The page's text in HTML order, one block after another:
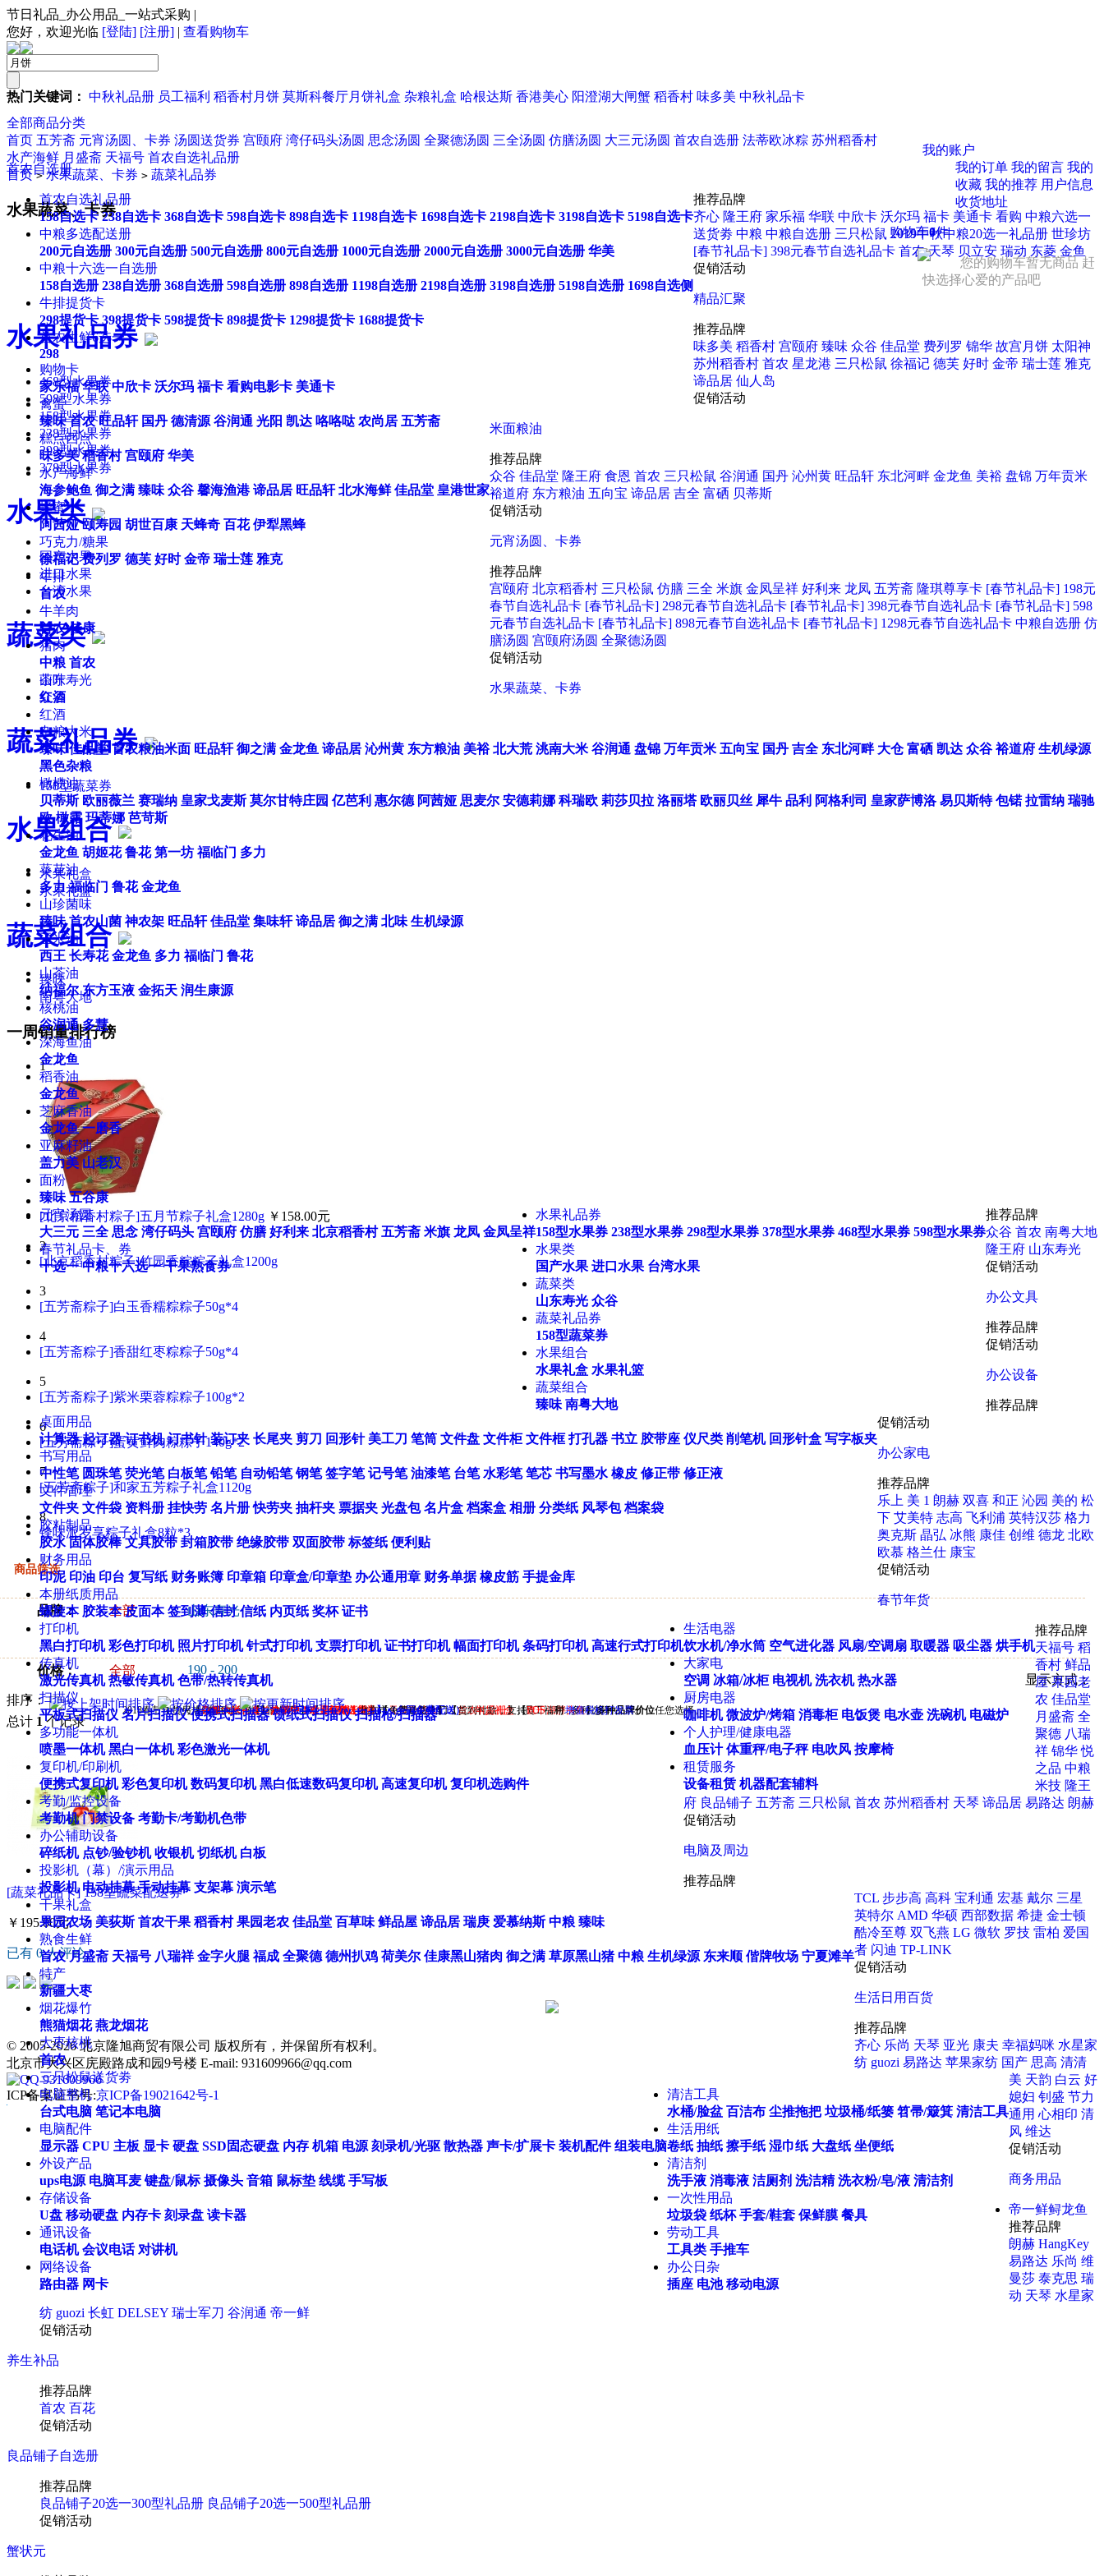
节日礼品_办公用品_一站式采购 |
您好，欢迎光临 [登陆] [注册] | 查看购物车
热门关键词： 中秋礼品册 员工福利 稻香村月饼 莫斯科餐厅月饼礼盒 杂粮礼盒 哈根达斯 香港美心 阳澄湖大闸蟹 稻香村 味多美 中秋礼品卡
我的账户
我的订单 我的留言 我的
收藏 我的推荐 用户信息
收货地址
购物车0件
您的购物车暂无商品 赶
快选择心爱的产品吧
全部商品分类
首农自选册
首农自选礼品册
158自选卡 238自选卡 368自选卡 598自选卡 898自选卡 1198自选卡 1698自选卡 2198自选卡 3198自选卡 5198自选卡
中粮多选配送册
200元自选册 300元自选册 500元自选册 800元自选册 1000元自选册 2000元自选册 3000元自选册 华美
中粮十六选一自选册
158自选册 238自选册 368自选册 598自选册 898自选册 1198自选册 2198自选册 3198自选册 5198自选册 1698自选侧
牛排提货卡
298提货卡 398提货卡 598提货卡 898提货卡 1298提货卡 1688提货卡
首农生鲜6选一
298
购物卡
家乐福 华联 中欣卡 沃尔玛 福卡 看购电影卡 美通卡
推荐品牌
齐心 隆王府 家乐福 华联 中欣卡 沃尔玛 福卡 美通卡 看购 中粮六选一
送货劵 中粮 中粮自选册 三只松鼠 2019中秋中粮20选一礼品册 世珍坊
[春节礼品卡] 398元春节自选礼品卡 首农 天琴 贝立安 瑞动 东菱 金鱼
促销活动
精品汇聚
禽蛋
臻味 首农 旺品轩 国丹 德清源 谷润通 光阳 凯达 咯咯哒 农尚居 五芳斋
糕点西点
味多美 稻香村 宫颐府 华美
水产海鲜
海参鲍鱼 御之满 臻味 众谷 馨海渔港 谛品居 旺品轩 北水海鲜 佳品堂 皇港世家
蜂蜜
阿茜娅 颐寿园 胡世百康 天蜂奇 百花 伊犁黑蜂
巧克力/糖果
徐福记 费列罗 德芙 好时 金帝 瑞士莲 雅克
牛排
首农
牛羊肉
首农 佳康
猪肉
中粮 首农
茶叶
红酒
红酒
推荐品牌
味多美 稻香村 宫颐府 臻味 众谷 佳品堂 费列罗 锦华 故宫月饼 太阳神
苏州稻香村 首农 星龙港 三只松鼠 徐福记 德芙 好时 金帝 瑞士莲 雅克
谛品居 仙人岛
促销活动
米面粮油
杂粮大米
臻味 佳品堂 首农粮油米面 旺品轩 御之满 金龙鱼 谛品居 沁州黄 东方粮油 美裕 北大荒 洮南大米 谷润通 盘锦 万年贡米 五向宝 国丹 吉全 东北河畔 大仓 富硒 凯达 众谷 裕道府 生机绿源
黑色杂粮
橄榄油
贝蒂斯 欧丽薇兰 赛瑞纳 皇家戈麦斯 莫尔甘特庄园 亿芭利 惠尔德 阿茜娅 思麦尔 安德莉娜 科瑞欧 莉莎贝拉 洛丽塔 欧丽贝丝 犀牛 品利 阿格利司 皇家萨博洛 易贝斯特 包锘 拉雷纳 瑞驰
欧 橄露 玛蒂娜 芭苛斯
花生油
金龙鱼 胡姬花 鲁花 第一坊 福临门 多力
葵花油
多力 福临门 鲁花 金龙鱼
山珍菌味
臻味 首农山菌 神农架 旺品轩 佳品堂 集味轩 谛品居 御之满 北味 生机绿源
玉米油
西王 长寿花 金龙鱼 多力 福临门 鲁花
山茶油
纳福尔 东方玉液 金拓天 润生康源
核桃油
谷润通 多慧
深海鱼油
金龙鱼
稻香油
金龙鱼
芝麻香油
金龙鱼 一磨香
亚麻籽油
盖力美 山老汉
面粉
臻味 五谷康
推荐品牌
众谷 佳品堂 隆王府 食恩 首农 三只松鼠 谷润通 国丹 沁州黄 旺品轩 东北河畔 金龙鱼 美裕 盘锦 万年贡米
裕道府 东方粮油 五向宝 谛品居 吉全 富硒 贝蒂斯
促销活动
元宵汤圆、卡券
元宵汤圆
大三元 三全 思念 湾仔码头 宫颐府 仿膳 好利来 北京稻香村 五芳斋 米旗 龙凤 金凤呈祥
春节礼品卡、券
十选一 中粮十六选一 干果熟食券
推荐品牌
宫颐府 北京稻香村 三只松鼠 仿膳 三全 米旗 金凤呈祥 好利来 龙凤 五芳斋 隆琪尊享卡 [春节礼品卡] 198元
春节自选礼品卡 [春节礼品卡] 298元春节自选礼品卡 [春节礼品卡] 398元春节自选礼品卡 [春节礼品卡] 598
元春节自选礼品卡 [春节礼品卡] 898元春节自选礼品卡 [春节礼品卡] 1298元春节自选礼品卡 中粮自选册 仿
膳汤圆 宫颐府汤圆 全聚德汤圆
促销活动
水果蔬菜、卡券
水果礼品券
158型水果券 238型水果券 298型水果券 378型水果券 468型水果券 598型水果券
水果类
国产水果 进口水果 台湾水果
蔬菜类
山东寿光 众谷
蔬菜礼品券
158型蔬菜券
水果组合
水果礼盒 水果礼篮
蔬菜组合
臻味 南粤大地
推荐品牌
众谷 首农 南粤大地
隆王府 山东寿光
促销活动
办公文具
桌面用品
计算器 起订器 订书机 订书针 装订夹 长尾夹 剪刀 回形针 美工刀 笔筒 文件盘 文件柜 文件框 打孔器 书立 胶带座 仪尺类 削笔机 回形针盒 写字板夹
书写用品
中性笔 圆珠笔 荧光笔 白板笔 铅笔 自动铅笔 钢笔 签字笔 记号笔 油漆笔 台笔 水彩笔 笔芯 书写墨水 橡皮 修正带 修正液
文件管理
文件夹 文件袋 资料册 挂快劳 名片册 快劳夹 抽杆夹 票据夹 光盘包 名片盒 档案盒 相册 分类纸 风琴包 档案袋
胶粘制品
胶水 固体胶棒 文具胶带 封箱胶带 绝缘胶带 双面胶带 标签纸 便利贴
财务用品
印泥 印油 印台 复写纸 财务账簿 印章箱 印章盒/印章垫 办公通用章 财务单据 橡皮筋 手提金库
本册纸质用品
螺旋本 胶装本 皮面本 签到薄 信封 信纸 内页纸 奖杯 证书
推荐品牌
促销活动
办公设备
打印机
黑白打印机 彩色打印机 照片打印机 针式打印机 支票打印机 证书打印机 幅面打印机 条码打印机 高速行式打印机
传真机
激光传真机 热敏传真机 色带/热转传真机
扫描仪
平板式扫描仪 名片扫描仪 便携式扫描器 馈纸式扫描仪 扫描枪/扫描器
多功能一体机
喷墨一体机 黑白一体机 彩色激光一体机
复印机/印刷机
便携式复印机 彩色复印机 数码复印机 黑白低速数码复印机 高速复印机 复印机选购件
考勤/监控设备
考勤机 门禁设备 考勤卡/考勤机色带
办公辅助设备
碎纸机 点钞/验钞机 收银机 切纸机 白板
投影机（幕）/演示用品
投影机 电动挂幕 手动挂幕 支架幕 演示笔
推荐品牌
促销活动
办公家电
生活电器
饮水机/净水筒 空气进化器 风扇/空调扇 取暖器 吸尘器 烘手机
大家电
空调 冰箱/冰柜 电视机 洗衣机 热水器
厨房电器
咖啡机 微波炉/烤箱 消毒柜 电饭煲 电水壶 洗碗机 电磁炉
个人护理/健康电器
血压计 体重秤/电子秤 电吹风 按摩椅
租赁服务
设备租赁 机器配套辅料
推荐品牌
乐上 美 1 朗赫 双喜 和正 沁园 美的 松
下 艾美特 志高 飞利浦 英特汉莎 格力
奥克斯 晶弘 冰熊 康佳 创维 德龙 北欧
欧慕 格兰仕 康宝
促销活动
春节年货
干果礼盒
果园农场 美荻斯 首农干果 稻香村 果园老农 佳品堂 百草味 鲜品屋 谛品居 瑞庚 爱慕纳斯 中粮 臻味
熟食生鲜
首农 月盛斋 天福号 八瑞祥 金字火腿 福成 全聚德 德州扒鸡 荷美尔 佳康黑山猪肉 御之满 草原黑山猪 中粮 生机绿源 东来顺 偕牌牧场 宁夏滩羊
特产
新疆大枣
烟花爆竹
熊猫烟花 燕龙烟花
大枣核桃
首农
三只松鼠送货劵
推荐品牌
天福号 稻
香村 鲜品
屋 果园老
农 佳品堂
月盛斋 全
聚德 八瑞
祥 锦华 悦
之品 中粮
米技 隆王
府 良品铺子 五芳斋 三只松鼠 首农 苏州稻香村 天琴 谛品居 易路达 朗赫
促销活动
电脑及周边
电脑整机
台式电脑 笔记本电脑
电脑配件
显示器 CPU 主板 显卡 硬盘 SSD固态硬盘 内存 机箱 电源 刻录机/光驱 散热器 声卡/扩展卡 装机配件 组装电脑
外设产品
ups电源 电脑耳麦 键盘/鼠标 摄像头 音箱 鼠标垫 线缆 手写板
存储设备
U盘 移动硬盘 内存卡 刻录盘 读卡器
通讯设备
电话机 会议电话 对讲机
网络设备
路由器 网卡
推荐品牌
TCL 步步高 高科 宝利通 宏基 戴尔 三星
英特尔 AMD 华硕 西部数据 希捷 金士顿
酷冷至尊 双飞燕 LG 微软 罗技 雷柏 爱国
者 闪迪 TP-LINK
促销活动
生活日用百货
清洁工具
水桶/脸盆 百洁布 尘推拖把 垃圾桶/纸篓 笤帚/簸箕 清洁工具
生活用纸
卷纸 抽纸 擦手纸 湿巾纸 大盘纸 坐便纸
清洁剂
洗手液 消毒液 洁厕剂 洗洁精 洗衣粉/皂/液 清洁剂
一次性用品
垃圾袋 纸杯 手套/鞋套 保鲜膜 餐具
劳动工具
工具类 手推车
办公日杂
插座 电池 移动电源
推荐品牌
齐心 乐尚 天琴 亚光 康夫 幸福妈咪 水星家
纺 guozi 易路达 苹果家纺 国产 思高 清清
美 天韵 白云 好
媳妇 钊盛 节力
通用 心相印 清
风 维达
促销活动
商务用品
帝一鲜鲟龙鱼
推荐品牌
朗赫 HangKey
易路达 乐尚 维
曼莎 泰克思 瑞
动 天琴 水星家
纺 guozi 长虹 DELSEY 瑞士军刀 谷润通 帝一鲜
促销活动
养生补品
推荐品牌
首农 百花
促销活动
良品铺子自选册
推荐品牌
良品铺子20选一300型礼品册 良品铺子20选一500型礼品册
促销活动
蟹状元
首页 五芳斋 元宵汤圆、卡券 汤圆送货券 宫颐府 湾仔码头汤圆 思念汤圆 全聚德汤圆 三全汤圆 仿膳汤圆 大三元汤圆 首农自选册 法蒂欧冰粽 苏州稻香村
水产海鲜 月盛斋 天福号 首农自选礼品册
首页 > 水果蔬菜、卡券 > 蔬菜礼品券
水果蔬菜、卡券
水果礼品券
468型水果券
598型水果券
158型水果券
238型水果券
298型水果券
378型水果券
水果类
国产水果
进口水果
台湾水果
蔬菜类
山东寿光
众谷
蔬菜礼品券
158型蔬菜券
水果组合
水果礼盒
水果礼篮
蔬菜组合
臻味
南粤大地
一周销量排行榜
1
[北京稻香村粽子]五月节粽子礼盒1280g ￥158.00元
2
[北京稻香村粽子]竹园香粽粽子礼盒1200g
3
[五芳斋粽子]白玉香糯粽粽子50g*4
4
[五芳斋粽子]香甜红枣粽粽子50g*4
5
[五芳斋粽子]紫米栗蓉粽粽子100g*2
6
[五芳斋粽子]蛋黄鲜肉粽粽子140g*2
7
[五芳斋粽子]和家五芳粽子礼盒1120g
8
锋味派岁享粽子礼盒8粒*3
商品筛选
品牌： 全部 山东寿光
价格： 全部 190 - 200
2018春节年货火热销售中……【首农干果】【美荻斯干果】【天福号熟食】【首农礼品册】【查干湖胖头鱼】多种品牌价位任您选择。
本商城所有礼品均可定制 【海鲜送货券】（全国免费配送）。年货礼盒，员工福利...多种选择
另【杂粮大米礼盒】热销中！欢迎订购！北京市免费送货上门，货到付款，支持POS，带增值税机打发票。
排序：
显示方式：
总计 1 个记录
[蔬菜礼品卡] 158型蔬菜配送券
￥195.00元
已有 0 人评论
© 2005-2026 北京隆旭商贸有限公司 版权所有，并保留所有权利。
北京市大兴区庑殿路成和园9号楼 E-mail: 931609966@qq.com
931609966
ICP备案证书号:京ICP备19021642号-1